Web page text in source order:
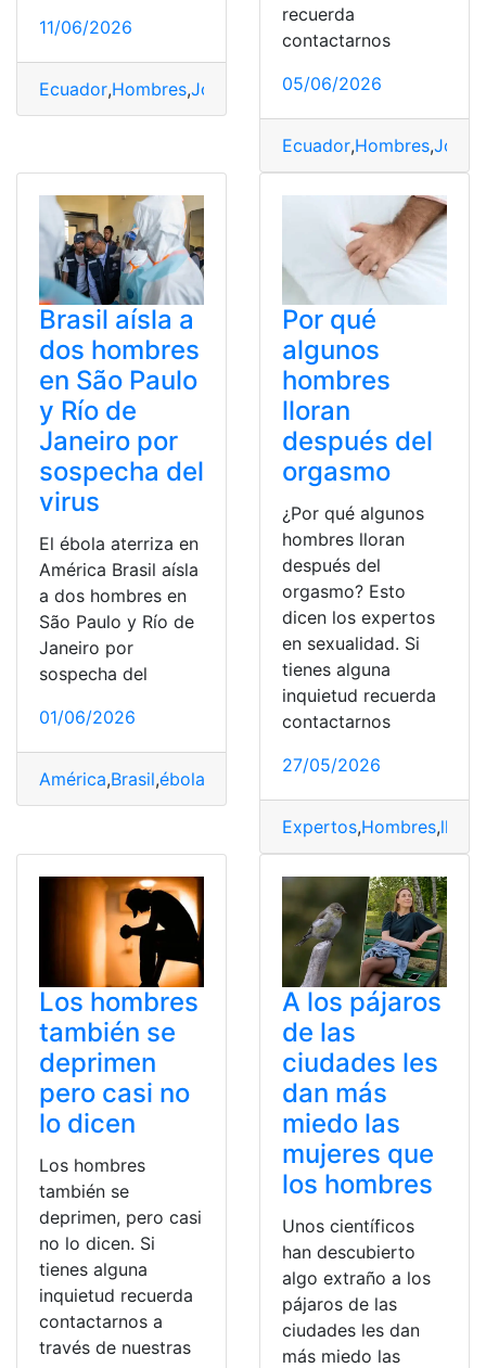
11/06/2026
Ecuador,Hombres,Jóvenes nacen,pierde
recuerda
contactarnos
05/06/2026
Ecuador,Hombres,
Brasil aísla a
dos hombres
en São Paulo
y Río de
Janeiro por
sospecha del
virus
El ébola aterriza en
América Brasil aísla
a dos hombres en
São Paulo y Río de
Janeiro por
sospecha del
01/06/2026
América,Brasil,ébola Sao sospecha
Por qué
algunos
hombres
lloran
después del
orgasmo
¿Por qué algunos
hombres lloran
después del
orgasmo? Esto
dicen los expertos
en sexualidad. Si
tienes alguna
inquietud recuerda
contactarnos
27/05/2026
Expertos,Hombres,lloran
Los hombres
también se
deprimen
pero casi no
lo dicen
Los hombres
también se
deprimen, pero casi
no lo dicen. Si
tienes alguna
inquietud recuerda
contactarnos a
través de nuestras
A los pájaros
de las
ciudades les
dan más
miedo las
mujeres que
los hombres
Unos científicos
han descubierto
algo extraño a los
pájaros de las
ciudades les dan
más miedo las